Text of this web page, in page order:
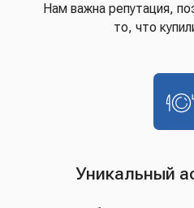
Нам важна репутация,
то, что
Уникальный